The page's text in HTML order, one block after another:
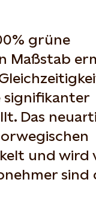
grüne
Maßstab
signifikanter
Das
und wird
sind